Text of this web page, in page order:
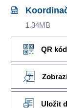
1.34MB
QR kód
Uložit